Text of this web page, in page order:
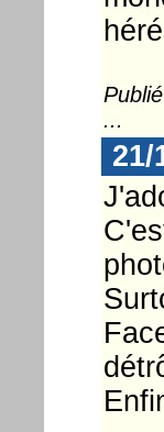
...
21/